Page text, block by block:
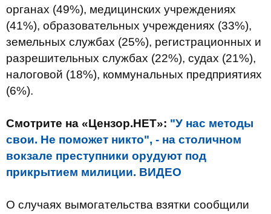
органах (49%), медицинских учреждениях
(41%), образовательных учреждениях (33%),
земельных службах (25%), регистрационных и
разрешительных службах (22%), судах (21%),
налоговой (18%), коммунальных предприятиях
(6%).
Смотрите на «Цензор.НЕТ»: "У нас методы
свои. Не поможет никто", - на столичном
вокзале преступники орудуют под
прикрытием милиции. ВИДЕО
О случаях вымогательства взятки сообщили